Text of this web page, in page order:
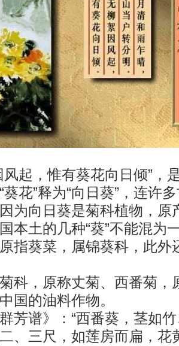
风起，惟有葵花向日倾”，
葵花”释为“向日葵”，连许
为向日葵是菊科植物，原
本土的几种“葵”不能混为
指葵菜，属锦葵科，此外
科，原称丈菊、西番菊，
国的油料作物。
芳谱》：“西番葵，茎如
、三尺，如莲房而扁，花